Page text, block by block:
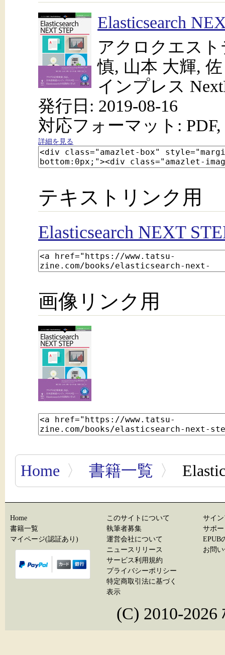
Elasticsearch
アクロクエス
慎, 山本 大輝,
インプレス
発行日: 2019-08-16
対応フォーマット: PDF,
詳細を見る
テキストリンク用
Elasticsearch NEXT
画像リンク用
Home 〉 書籍一覧 〉
Home
書籍一覧
マイページ(認証あり)
このサイトについて
執筆者募集
運営会社について
ニュースリリース
サービス利用規約
プライバシーポリシー
特定商取引法に基づく
表示
サイ
サポ
EPUB
お問
(C) 2010-